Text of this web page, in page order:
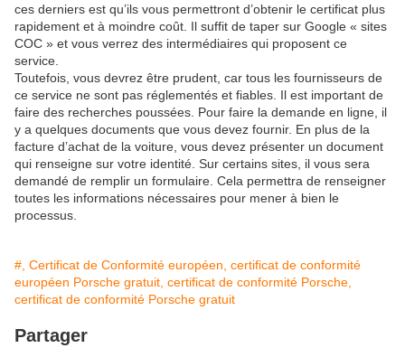
ces derniers est qu’ils vous permettront d’obtenir le certificat plus
rapidement et à moindre coût. Il suffit de taper sur Google « sites
COC » et vous verrez des intermédiaires qui proposent ce
service.
Toutefois, vous devrez être prudent, car tous les fournisseurs de
ce service ne sont pas réglementés et fiables. Il est important de
faire des recherches poussées. Pour faire la demande en ligne, il
y a quelques documents que vous devez fournir. En plus de la
facture d’achat de la voiture, vous devez présenter un document
qui renseigne sur votre identité. Sur certains sites, il vous sera
demandé de remplir un formulaire. Cela permettra de renseigner
toutes les informations nécessaires pour mener à bien le
processus.
#, Certificat de Conformité européen, certificat de conformité
européen Porsche gratuit, certificat de conformité Porsche,
certificat de conformité Porsche gratuit
Partager